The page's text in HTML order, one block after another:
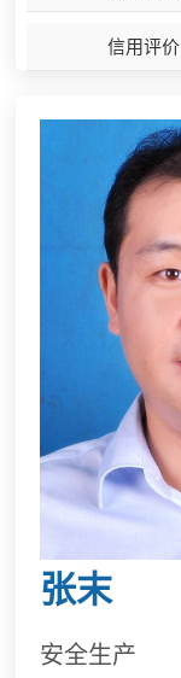
信用评价
张末
安全生产